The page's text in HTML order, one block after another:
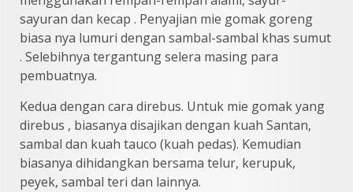
sayuran dan kecap . Penyajian mie gomak goreng
biasa nya lumuri dengan sambal-sambal khas sumut
. Selebihnya tergantung selera masing para
pembuatnya.
Kedua dengan cara direbus. Untuk mie gomak yang
direbus , biasanya disajikan dengan kuah Santan,
sambal dan kuah tauco (kuah pedas). Kemudian
biasanya dihidangkan bersama telur, kerupuk,
peyek, sambal teri dan lainnya.